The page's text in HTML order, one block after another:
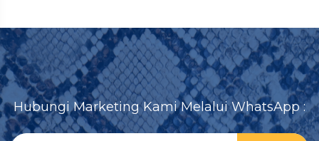
Hubungi Marketing Kami Melalui WhatsApp :